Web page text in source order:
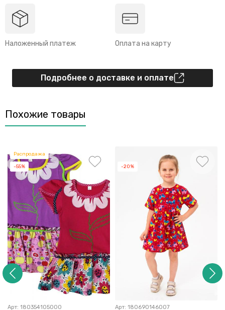
Наложенный платеж Оплата на карту
Подробнее о доставке и оплате
Похожие товары
Распродажа
-55%
Арт: 180354105000
-20%
Арт: 180690146007